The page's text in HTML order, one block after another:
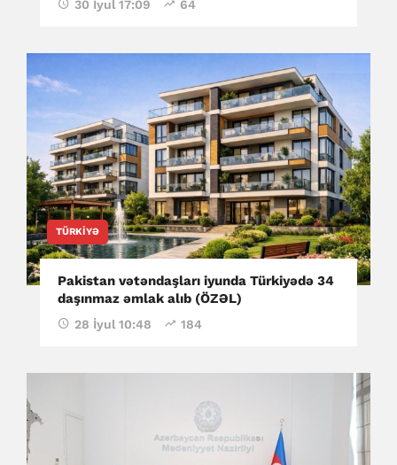
30 İyul 17:09 64
TÜRKIYƏ
Pakistan vətəndaşları iyunda Türkiyədə 34
daşınmaz əmlak alıb (ÖZƏL)
28 İyul 10:48 184